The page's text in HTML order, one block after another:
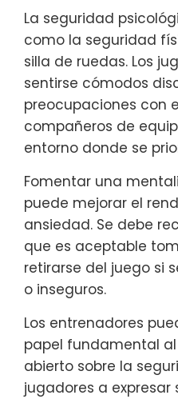
La seguridad
como la seguridad
silla de ruedas. Los
sentirse cómodos
preocupaciones con
compañeros de
entorno donde se
Fomentar una
puede mejorar el
ansiedad. Se debe
que es aceptable
retirarse del juego si
o inseguros.
Los entrenadores
papel fundamental
abierto sobre la
jugadores a expresar